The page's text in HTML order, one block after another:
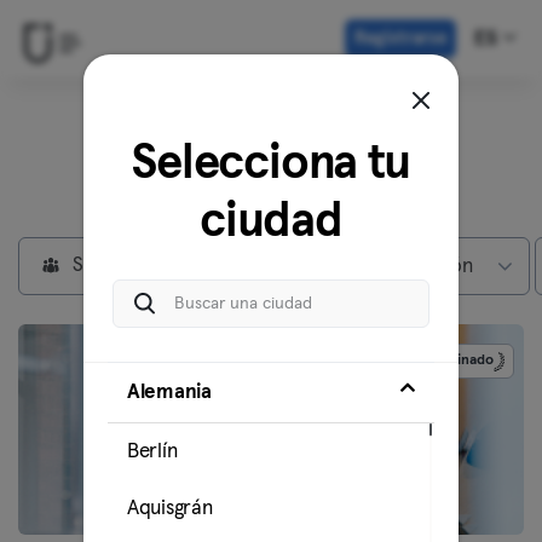
Registrarse
Descubre nuestros
centros enBerlín
Socios privados Max subscripción
Patrocinado
Selecciona tu
ciudad
Alemania
Berlín
Aquisgrán